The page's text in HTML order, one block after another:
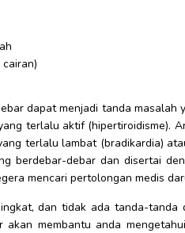
dapat menjadi tanda masalah
terlalu aktif (hipertiroidisme).
terlalu lambat (bradikardia)
berdebar-debar dan disertai
mencari pertolongan medis
dan tidak ada tanda-
membantu anda